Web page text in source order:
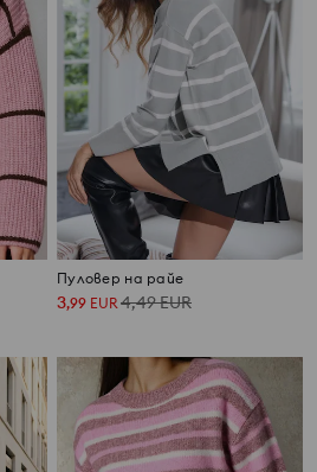
Пуловер на райе
3,99 EUR4,49EUR